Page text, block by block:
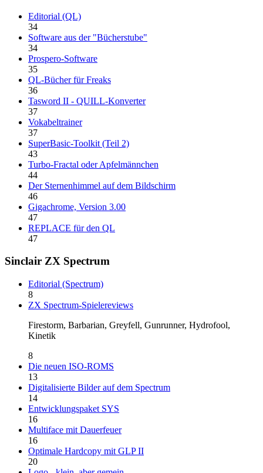
Editorial (QL)
34
Software aus der "Bücherstube"
34
Prospero-Software
35
QL-Bücher für Freaks
36
Tasword II - QUILL-Konverter
37
Vokabeltrainer
37
SuperBasic-Toolkit (Teil 2)
43
Turbo-Fractal oder Apfelmännchen
44
Der Sternenhimmel auf dem Bildschirm
46
Gigachrome, Version 3.00
47
REPLACE für den QL
47
Sinclair ZX Spectrum
Editorial (Spectrum)
8
ZX Spectrum-Spielereviews
Firestorm, Barbarian, Greyfell, Gunrunner, Hydrofool,
Kinetik
8
Die neuen ISO-ROMS
13
Digitalisierte Bilder auf dem Spectrum
14
Entwicklungspaket SYS
16
Multiface mit Dauerfeuer
16
Optimale Hardcopy mit GLP II
20